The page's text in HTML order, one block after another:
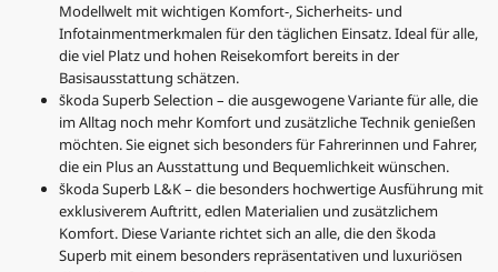
Modellwelt mit wichtigen Komfort-, Sicherheits- und
Infotainmentmerkmalen für den täglichen Einsatz. Ideal für alle,
die viel Platz und hohen Reisekomfort bereits in der
Basisausstattung schätzen.
Škoda Superb Selection – die ausgewogene Variante für alle, die
im Alltag noch mehr Komfort und zusätzliche Technik genießen
möchten. Sie eignet sich besonders für Fahrerinnen und Fahrer,
die ein Plus an Ausstattung und Bequemlichkeit wünschen.
Škoda Superb L&K – die besonders hochwertige Ausführung mit
exklusiverem Auftritt, edlen Materialien und zusätzlichem
Komfort. Diese Variante richtet sich an alle, die den Škoda
Superb mit einem besonders repräsentativen und luxuriösen